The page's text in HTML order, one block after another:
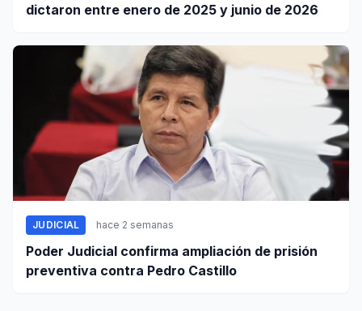
dictaron entre enero de 2025 y junio de 2026
JUDICIAL hace 2 semanas
Poder Judicial confirma ampliación de prisión
preventiva contra Pedro Castillo